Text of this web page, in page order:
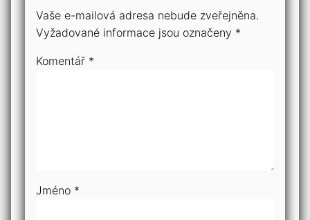
Vaše e-mailová adresa nebude zveřejněna.
Vyžadované informace jsou označeny *
Komentář *
Jméno *